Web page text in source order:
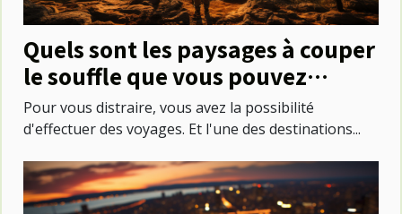
Quels sont les paysages à couper
le souffle que vous pouvez
découvrir au Mexique ?
Pour vous distraire, vous avez la possibilité
d'effectuer des voyages. Et l'une des destinations...